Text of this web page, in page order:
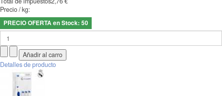
Precio / kg:
PRECIO OFERTA en Stock: 50
Detalles de producto